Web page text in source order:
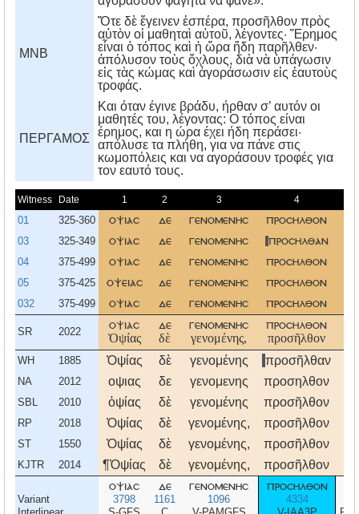
MNB
Ὅτε δὲ ἔγεινεν ἑσπέρα, προσῆλθον πρὸς
αὐτὸν οἱ μαθηταὶ αὐτοῦ, λέγοντες· Ἔρημος
εἶναι ὁ τόπος καὶ ἡ ὥρα ἤδη παρῆλθεν·
ἀπόλυσον τοὺς ὄχλους, διὰ νὰ ὑπάγωσιν
εἰς τὰς κώμας καὶ ἀγοράσωσιν εἰς ἑαυτοὺς
τροφάς.
ΠΕΡΓΑΜΟΣ
Kαι όταν έγινε βράδυ, ήρθαν σ’ αυτόν οι
μαθητές του, λέγοντας: O τόπος είναι
έρημος, και η ώρα έχει ήδη περάσει·
απόλυσε τα πλήθη, για να πάνε στις
κωμοπόλεις και να αγοράσουν τροφές για
τον εαυτό τους.
Witness Date 1 2 3 4
01 325-360 οψιασ δε γενομενησ προσηλθον
03 325-349 οψιασ δε γενομενησ προσηλθαν
04 375-499 οψιασ δε γενομενησ προσηλθον
05 375-425 οψειασ δε γενομενησ προσηλθον
032 375-499 οψιασ δε γενομενησ προσηλθον
SR 2022
οψιασ
Ὀψίας
δε
δὲ
γενομενησ
γενομένης,
προσηλθον
προσῆλθον
WH 1885 Ὀψίας δὲ γενομένης προσῆλθαν
NA 2012 οψιας δε γενομενης προσηλθον
SBL 2010 ὀψίας δὲ γενομένης προσῆλθον
RP 2018 Ὀψίας δὲ γενομένης, προσῆλθον
ST 1550 Ὀψίας δὲ γενομένης, προσῆλθον
KJTR 2014 ¶Ὀψίας δὲ γενομένης, προσῆλθον
Variant
οψιασ
3798
δε
1161
γενομενησ
1096
προσηλθον
4334